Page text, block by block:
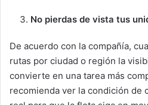
No pierdas de vista tus
De acuerdo con la compañía,
rutas por ciudad o región la
convierte en una tarea más
recomienda ver la condición de